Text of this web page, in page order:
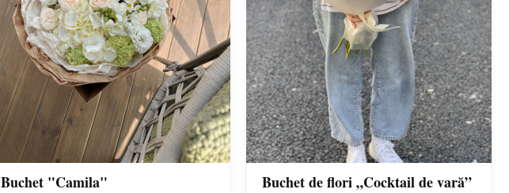
Buchet "Camila" Buchet de flori „Cocktail de vară”